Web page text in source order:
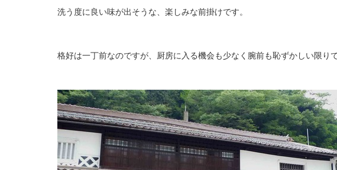
洗う度に良い味が出そうな、楽しみな前掛けです。
格好は一丁前なのですが、厨房に入る機会も少なく腕前も恥ずかしい限りで